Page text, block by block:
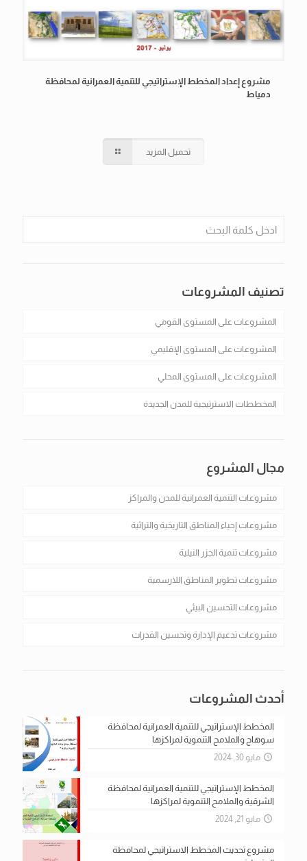
مشروع إعداد المخطط الإستراتيجي للتنمية العمرانية لمحافظة
دمياط
تحميل المزيد
تصنيف المشروعات
المشروعات على المستوى القومي
المشروعات على المستوى الإقليمي
المشروعات على المستوى المحلي
المخططات الاسترتيجية للمدن الجديدة
مجال المشروع
مشروعات التنمية العمرانية للمدن والمراكز
مشروعات إحياء المناطق التاريخية والتراثية
مشروعات تنمية الجزر النيلية
مشروعات تطوير المناطق اللارسمية
مشروعات التحسين البيئي
مشروعات تدعيم الإدارة وتحسين القدرات
أحدث المشروعات
المخطط الإستراتيجي للتنمية العمرانية لمحافظة
سوهاج والملامح التنموية لمراكزها
مايو 30, 2024
المخطط الإستراتيجي للتنمية العمرانية لمحافظة
الشرقية والملامح التنموية لمراكزها
مايو 21, 2024
مشروع تحديث المخطط الاستراتيجي لمحافظة